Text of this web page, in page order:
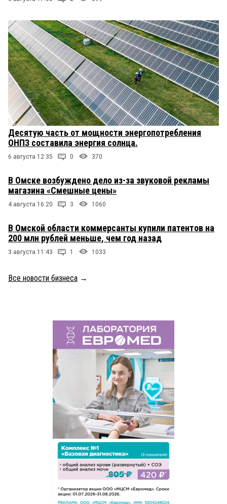
Десятую часть от мощности энергопотребления
ОНПЗ составила энергия солнца.
6 августа 12:35 0 370
В Омске возбуждено дело из-за звуковой рекламы
магазина «Смешные цены»
4 августа 16:20 3 1060
В Омской области коммерсанты купили патентов на
200 млн рублей меньше, чем год назад
3 августа 11:43 1 1033
Все новости бизнеса →